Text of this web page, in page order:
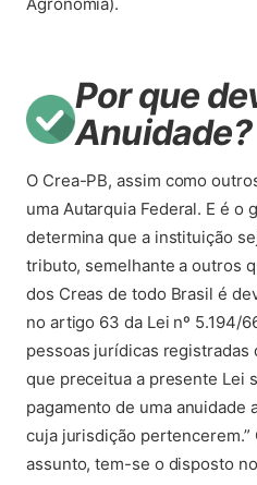
Por que
Anuidade?
O Crea-PB, assim como
uma Autarquia Federal. E é o
determina que a instituição
tributo, semelhante a outros
dos Creas de todo Brasil é
no artigo 63 da Lei nº 5.194/
pessoas jurídicas registradas
que preceitua a presente Lei
pagamento de uma anuidade
cuja jurisdição pertencerem.”
assunto, tem-se o disposto